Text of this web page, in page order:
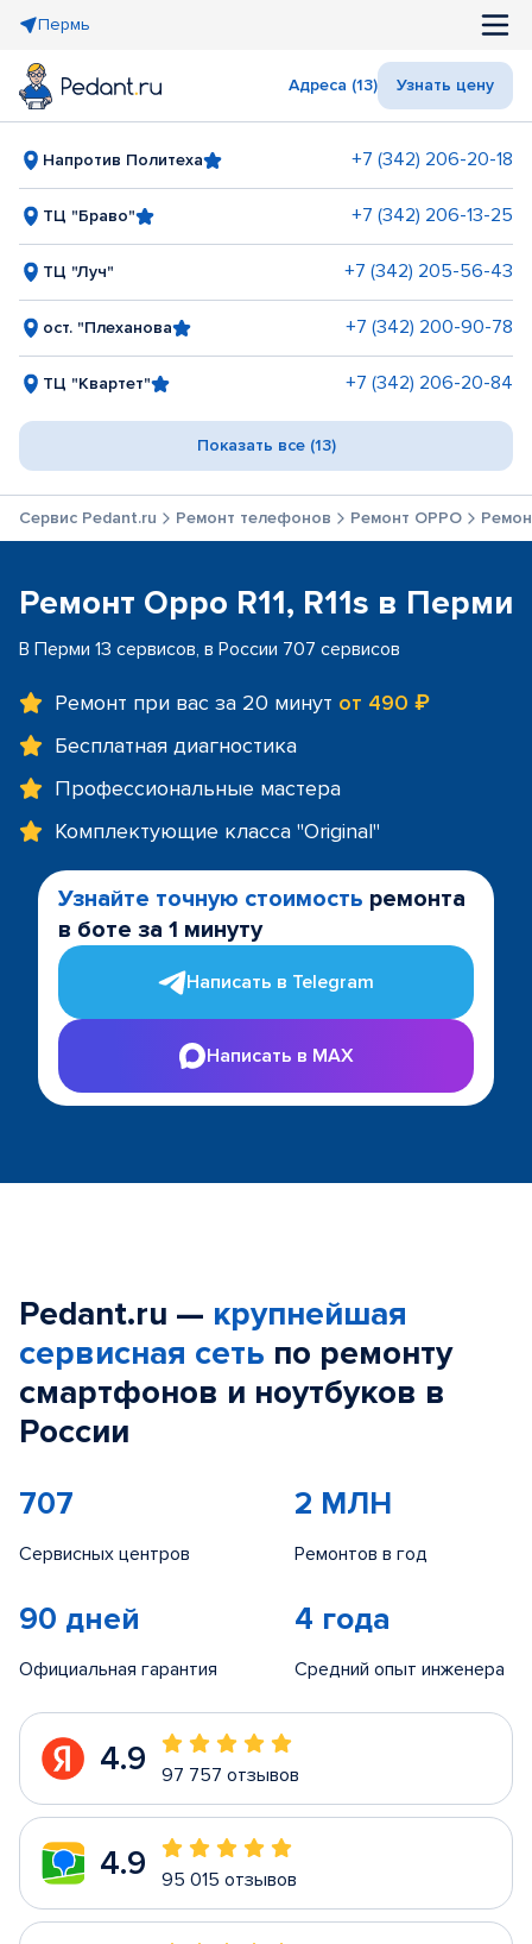
Пермь
Адреса (13) Узнать цену
Напротив Политеха +7 (342) 206-20-18
ТЦ "Браво" +7 (342) 206-13-25
ТЦ "Луч" +7 (342) 205-56-43
ост. "Плеханова +7 (342) 200-90-78
ТЦ "Квартет" +7 (342) 206-20-84
Показать все (13)
Сервис Pedant.ru Ремонт телефонов Ремонт OPPO
Ремонт Oppo R11, R11s в Перми
В Перми 13 сервисов, в России 707 сервисов
Ремонт при вас за 20 минут от 490 ₽
Бесплатная диагностика
Профессиональные мастера
Комплектующие класса "Original"
Узнайте точную стоимость ремонта
в боте за 1 минуту
Написать в Telegram
Написать в MAX
Pedant.ru — крупнейшая
сервисная сеть по ремонту
смартфонов и ноутбуков в
России
707
Сервисных центров
2 МЛН
Ремонтов в год
90 дней
Официальная гарантия
4 года
Средний опыт инженера
4.9 97 757 отзывов
4.9 95 015 отзывов